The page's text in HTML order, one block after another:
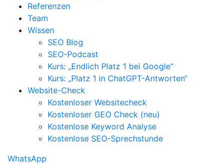
Referenzen
Team
Wissen
SEO Blog
SEO-Podcast
Kurs: „Endlich Platz 1 bei Google“
Kurs: „Platz 1 in ChatGPT-Antworten“
Website-Check
Kostenloser Websitecheck
Kostenloser GEO Check (neu)
Kostenlose Keyword Analyse
Kostenlose SEO-Sprechstunde
WhatsApp